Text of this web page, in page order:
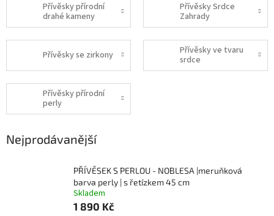
Přívěsky přírodní
drahé kameny
Přívěsky Srdce
Zahrady
Přívěsky se zirkony
Přívěsky ve tvaru
srdce
Přívěsky přírodní
perly
Nejprodávanější
PŘÍVĚSEK S PERLOU - NOBLESA |meruňková
barva perly | s řetízkem 45 cm
Skladem
1 890 Kč